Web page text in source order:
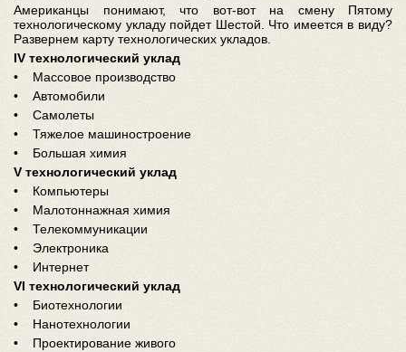
Американцы понимают, что вот-вот на смену Пятому
технологическому укладу пойдет Шестой. Что имеется в виду?
Развернем карту технологических укладов.
IV технологический уклад
• Массовое производство
• Автомобили
• Самолеты
• Тяжелое машиностроение
• Большая химия
V технологический уклад
• Компьютеры
• Малотоннажная химия
• Телекоммуникации
• Электроника
• Интернет
VI технологический уклад
• Биотехнологии
• Нанотехнологии
• Проектирование живого